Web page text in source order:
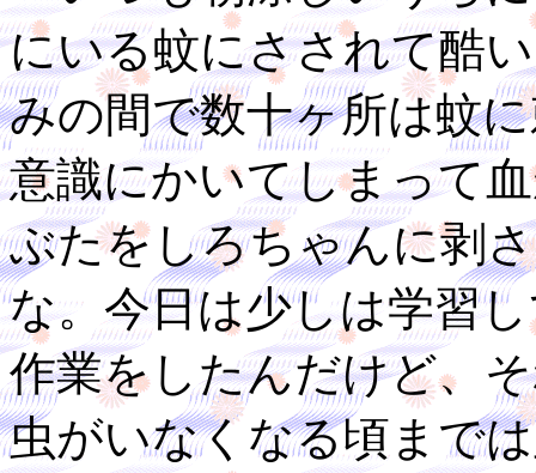
にいる蚊にさされて酷
みの間で数十ヶ所は蚊
意識にかいてしまって
ぶたをしろちゃんに剥
な。今日は少しは学習
作業をしたんだけど、
虫がいなくなる頃まで